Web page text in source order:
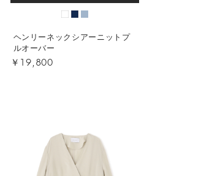
ヘンリーネックシアーニットプ
ルオーバー
￥19,800